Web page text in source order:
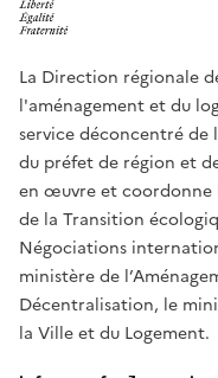
La Direction régionale
l'aménagement et du
service déconcentré de
du préfet de région et
en œuvre et coordonne
de la Transition
Négociations
ministère de
Décentralisation, le
la Ville et du Logement.